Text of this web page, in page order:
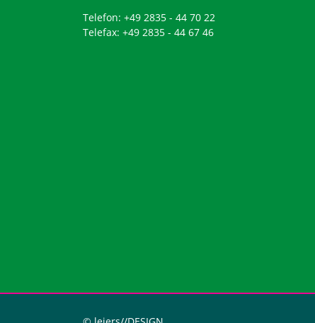
Telefon: +49 2835 - 44 70 22
Telefax: +49 2835 - 44 67 46